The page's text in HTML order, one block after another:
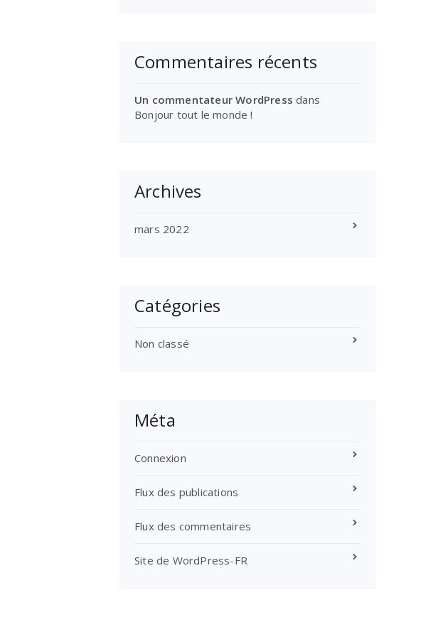
Commentaires récents
Un commentateur WordPress dans
Bonjour tout le monde !
Archives
mars 2022
Catégories
Non classé
Méta
Connexion
Flux des publications
Flux des commentaires
Site de WordPress-FR